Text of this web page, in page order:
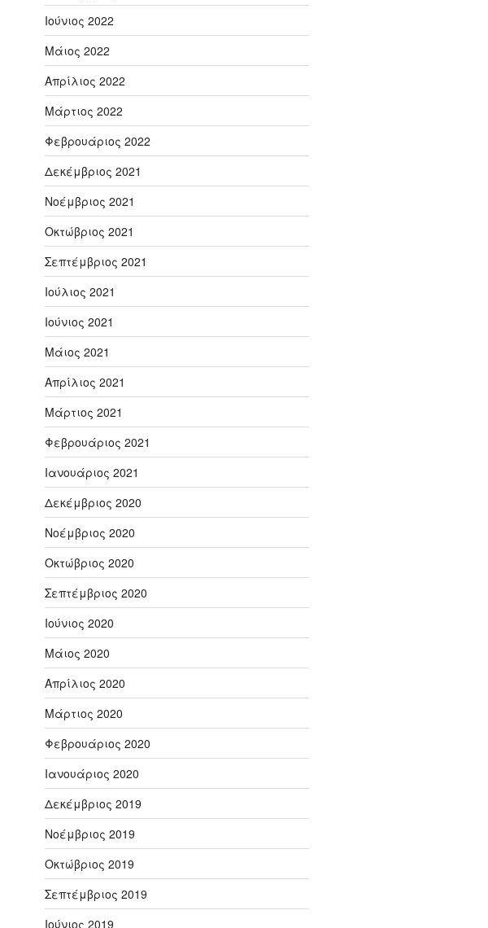
Ιούνιος 2022
Μάιος 2022
Απρίλιος 2022
Μάρτιος 2022
Φεβρουάριος 2022
Δεκέμβριος 2021
Νοέμβριος 2021
Οκτώβριος 2021
Σεπτέμβριος 2021
Ιούλιος 2021
Ιούνιος 2021
Μάιος 2021
Απρίλιος 2021
Μάρτιος 2021
Φεβρουάριος 2021
Ιανουάριος 2021
Δεκέμβριος 2020
Νοέμβριος 2020
Οκτώβριος 2020
Σεπτέμβριος 2020
Ιούνιος 2020
Μάιος 2020
Απρίλιος 2020
Μάρτιος 2020
Φεβρουάριος 2020
Ιανουάριος 2020
Δεκέμβριος 2019
Νοέμβριος 2019
Οκτώβριος 2019
Σεπτέμβριος 2019
Ιούνιος 2019